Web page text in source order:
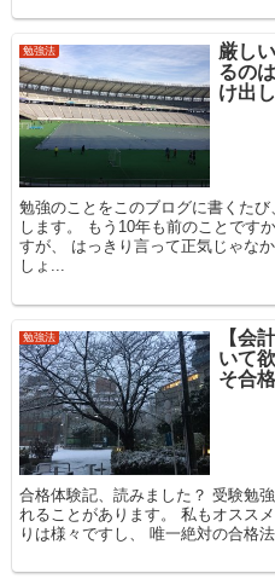
勉強法
厳し
るの
け出
勉強のことをこのブログに書くた
します。 もう10年も前のことです
すが、 はっきり言って正気じゃな
しょ...
勉強法
【会
いて
そ合
合格体験記、読みました？ 受験勉
れることがあります。 私もオスス
りは様々ですし、 唯一絶対の合格